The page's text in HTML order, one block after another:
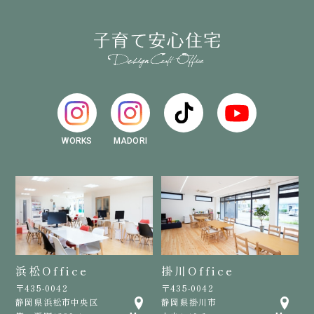
WORKS MADORI
浜松Office
〒435-0042
静岡県浜松市中央区
掛川Office
〒435-0042
静岡県掛川市